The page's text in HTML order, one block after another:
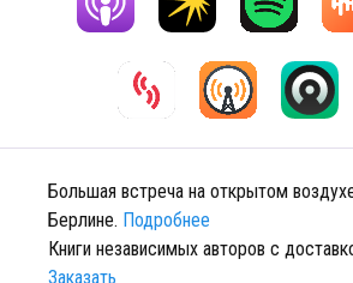
Большая встреча на открытом
Берлине. Подробнее
Книги независимых авторов с
Заказать